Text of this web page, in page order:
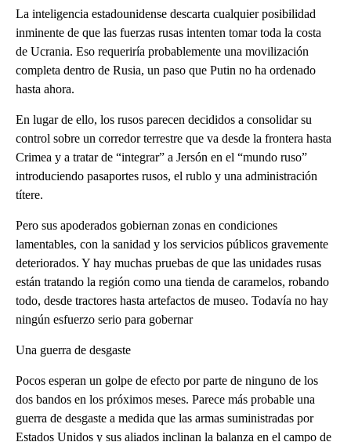
La inteligencia estadounidense descarta cualquier posibilidad
inminente de que las fuerzas rusas intenten tomar toda la costa
de Ucrania. Eso requeriría probablemente una movilización
completa dentro de Rusia, un paso que Putin no ha ordenado
hasta ahora.
En lugar de ello, los rusos parecen decididos a consolidar su
control sobre un corredor terrestre que va desde la frontera hasta
Crimea y a tratar de “integrar” a Jersón en el “mundo ruso”
introduciendo pasaportes rusos, el rublo y una administración
títere.
Pero sus apoderados gobiernan zonas en condiciones
lamentables, con la sanidad y los servicios públicos gravemente
deteriorados. Y hay muchas pruebas de que las unidades rusas
están tratando la región como una tienda de caramelos, robando
todo, desde tractores hasta artefactos de museo. Todavía no hay
ningún esfuerzo serio para gobernar
Una guerra de desgaste
Pocos esperan un golpe de efecto por parte de ninguno de los
dos bandos en los próximos meses. Parece más probable una
guerra de desgaste a medida que las armas suministradas por
Estados Unidos y sus aliados inclinan la balanza en el campo de